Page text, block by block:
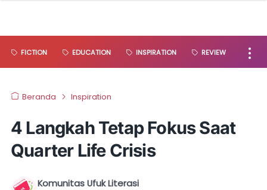
FICTION EDUCATION INSPIRATION REVIEW
Beranda Inspiration
4 Langkah Tetap Fokus Saat
Quarter Life Crisis
Komunitas Ufuk Literasi